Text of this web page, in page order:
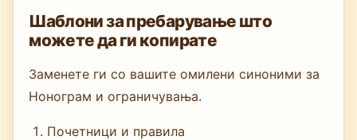
Шаблони за пребарување што
можете да ги копирате
Заменете ги со вашите омилени синоними за
Нонограм и ограничувања.
Почетници и правила